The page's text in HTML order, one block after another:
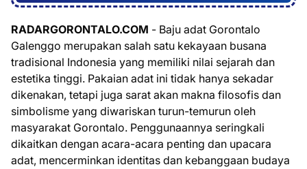
RADARGORONTALO.COM - Baju adat Gorontalo
Galenggo merupakan salah satu kekayaan busana
tradisional Indonesia yang memiliki nilai sejarah dan
estetika tinggi. Pakaian adat ini tidak hanya sekadar
dikenakan, tetapi juga sarat akan makna filosofis dan
simbolisme yang diwariskan turun-temurun oleh
masyarakat Gorontalo. Penggunaannya seringkali
dikaitkan dengan acara-acara penting dan upacara
adat, mencerminkan identitas dan kebanggaan budaya